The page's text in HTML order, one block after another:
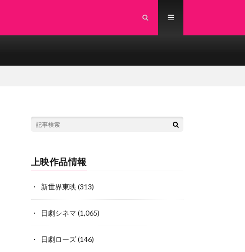
上映作品情報
新世界東映(313)
日劇シネマ (1,065)
日劇ローズ(146)